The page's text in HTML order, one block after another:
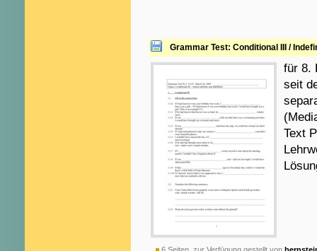
Grammar Test: Conditional III /
für 8.
seit
Text